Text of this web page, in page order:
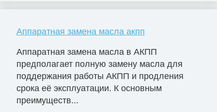
Аппаратная замена масла акпп
Аппаратная замена масла в АКПП
предполагает полную замену масла для
поддержания работы АКПП и продления
срока её эксплуатации. К основным
преимуществ...